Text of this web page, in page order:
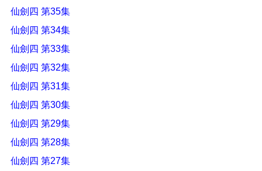
仙劍四 第35集
仙劍四 第34集
仙劍四 第33集
仙劍四 第32集
仙劍四 第31集
仙劍四 第30集
仙劍四 第29集
仙劍四 第28集
仙劍四 第27集